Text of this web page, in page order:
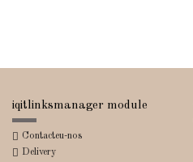
iqitlinksmanager module
Contacteu-nos
Delivery